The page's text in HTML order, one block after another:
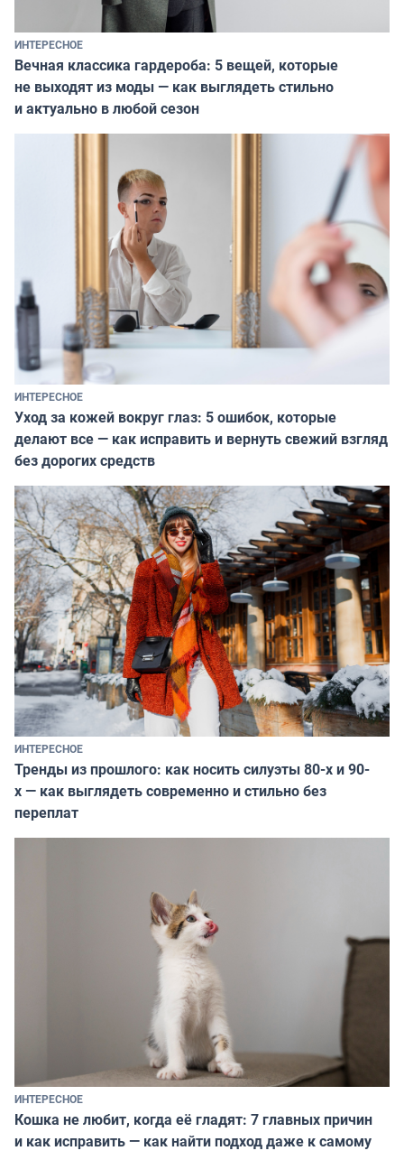
ИНТЕРЕСНОЕ
Вечная классика гардероба: 5 вещей, которые
не выходят из моды — как выглядеть стильно
и актуально в любой сезон
ИНТЕРЕСНОЕ
Уход за кожей вокруг глаз: 5 ошибок, которые
делают все — как исправить и вернуть свежий взгляд
без дорогих средств
ИНТЕРЕСНОЕ
Тренды из прошлого: как носить силуэты 80-х и 90-
х — как выглядеть современно и стильно без
переплат
ИНТЕРЕСНОЕ
Кошка не любит, когда её гладят: 7 главных причин
и как исправить — как найти подход даже к самому